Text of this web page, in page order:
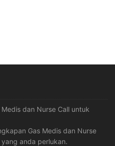
dan Nurse Call untuk
Gas Medis dan Nurse
anda perlukan.